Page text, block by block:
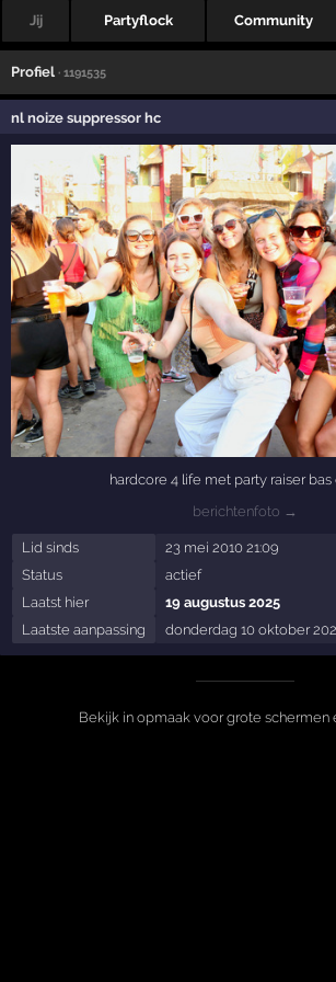
Jij Partyflock Community
Profiel · 1191535
nl noize suppressor hc
hardcore 4 life met party raiser bas
berichtenfoto →
Lid sinds
23 mei 2010 21:09
Status
actief
Laatst hier
19 augustus 2025
Laatste aanpassing
donderdag 10 oktober
Bekijk in opmaak voor grote schermen